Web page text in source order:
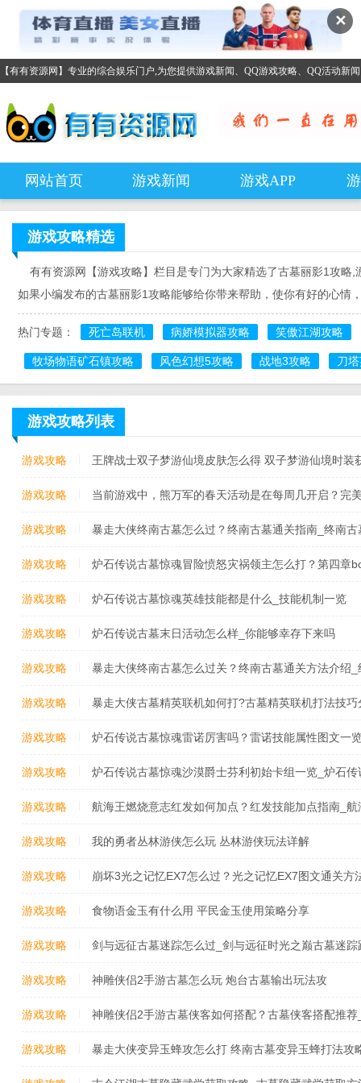
✕
【有有资源网】专业的综合娱乐门户,为您提供游戏新闻、QQ游戏攻略、QQ活动新
网站首页 游戏新闻 游戏APP
游戏攻略精选
有有资源网【游戏攻略】栏目是专门为大家精选了古墓丽影1攻
如果小编发布的古墓丽影1攻略能够给你带来帮助，使你有好的心情
热门专题： 死亡岛联机 病娇模拟器攻略 笑傲江湖攻略
牧场物语矿石镇攻略 风色幻想5攻略 战地3攻略 刀
游戏攻略列表
游戏攻略 王牌战士双子梦游仙境皮肤怎么得 双子梦游仙境时装
游戏攻略 当前游戏中，熊万军的春天活动是在每周几开启？完
当前游戏中,“熊万军的春天”活动是在每周几开启
游戏攻略 暴走大侠终南古墓怎么过？终南古墓通关指南_终南
游戏攻略 炉石传说古墓惊魂冒险愤怒灾祸领主怎么打？第四章
愤怒灾祸领主打法攻略
游戏攻略 炉石传说古墓惊魂英雄技能都是什么_技能机制一览
游戏攻略 炉石传说古墓末日活动怎么样_你能够幸存下来吗
游戏攻略 暴走大侠终南古墓怎么过关？终南古墓通关方法介绍
游戏攻略 暴走大侠古墓精英联机如何打?古墓精英联机打法技
游戏攻略 炉石传说古墓惊魂雷诺厉害吗？雷诺技能属性图文一
游戏攻略 炉石传说古墓惊魂沙漠爵士芬利初始卡组一览_炉石
始卡组一览
游戏攻略 航海王燃烧意志红发如何加点？红发技能加点指南_
斯加点攻略:强势SSR红发技能加点分享
游戏攻略 我的勇者丛林游侠怎么玩 丛林游侠玩法详解
游戏攻略 崩坏3光之记忆EX7怎么过？光之记忆EX7图文通关方
法攻略[视频
游戏攻略 食物语金玉有什么用 平民金玉使用策略分享
游戏攻略 剑与远征古墓迷踪怎么过_剑与远征时光之巅古墓迷踪
游戏攻略 神雕侠侣2手游古墓怎么玩 炮台古墓输出玩法攻
游戏攻略 神雕侠侣2手游古墓侠客如何搭配？古墓侠客搭配推
择阵容搭配全攻略
游戏攻略 暴走大侠变异玉蜂攻怎么打 终南古墓变异玉蜂打法攻